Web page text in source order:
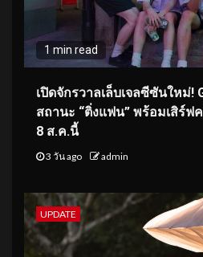
1 min read
เปิดจักรวาลเล็บเจลซีซันใหม่!
สถานะ “ติ่งแฟน” พร้อมเสิร์ฟ
8 ส.ค.นี้
3 วัน ago admin
UPDATE